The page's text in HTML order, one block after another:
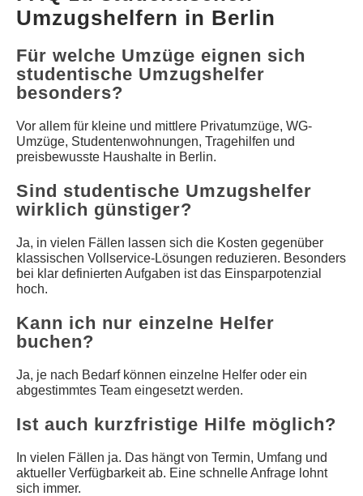
Umzugshelfern in Berlin
Für welche Umzüge eignen sich
studentische Umzugshelfer
besonders?
Vor allem für kleine und mittlere Privatumzüge, WG-
Umzüge, Studentenwohnungen, Tragehilfen und
preisbewusste Haushalte in Berlin.
Sind studentische Umzugshelfer
wirklich günstiger?
Ja, in vielen Fällen lassen sich die Kosten gegenüber
klassischen Vollservice-Lösungen reduzieren. Besonders
bei klar definierten Aufgaben ist das Einsparpotenzial
hoch.
Kann ich nur einzelne Helfer
buchen?
Ja, je nach Bedarf können einzelne Helfer oder ein
abgestimmtes Team eingesetzt werden.
Ist auch kurzfristige Hilfe möglich?
In vielen Fällen ja. Das hängt von Termin, Umfang und
aktueller Verfügbarkeit ab. Eine schnelle Anfrage lohnt
sich immer.